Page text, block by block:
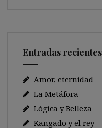
Entradas recientes
Amor, eternidad
La Metáfora
Lógica y Belleza
Kangado y el rey